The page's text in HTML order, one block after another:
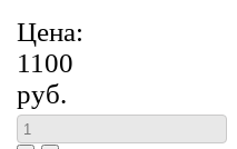
Цена:
1100
руб.